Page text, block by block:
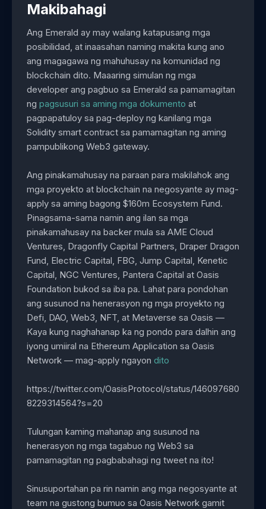
Makibahagi
Ang Emerald ay may walang katapusang mga
posibilidad, at inaasahan naming makita kung ano
ang magagawa ng mahuhusay na komunidad ng
blockchain dito. Maaaring simulan ng mga
developer ang pagbuo sa Emerald sa pamamagitan
ng pagsusuri sa aming mga dokumento at
pagpapatuloy sa pag-deploy ng kanilang mga
Solidity smart contract sa pamamagitan ng aming
pampublikong Web3 gateway.
Ang pinakamahusay na paraan para makilahok ang
mga proyekto at blockchain na negosyante ay mag-
apply sa aming bagong $160m Ecosystem Fund.
Pinagsama-sama namin ang ilan sa mga
pinakamahusay na backer mula sa AME Cloud
Ventures, Dragonfly Capital Partners, Draper Dragon
Fund, Electric Capital, FBG, Jump Capital, Kenetic
Capital, NGC Ventures, Pantera Capital at Oasis
Foundation bukod sa iba pa. Lahat para pondohan
ang susunod na henerasyon ng mga proyekto ng
Defi, DAO, Web3, NFT, at Metaverse sa Oasis —
Kaya kung naghahanap ka ng pondo para dalhin ang
iyong umiiral na Ethereum Application sa Oasis
Network — mag-apply ngayon dito
https://twitter.com/OasisProtocol/status/146097680
8229314564?s=20
Tulungan kaming mahanap ang susunod na
henerasyon ng mga tagabuo ng Web3 sa
pamamagitan ng pagbabahagi ng tweet na ito!
Sinusuportahan pa rin namin ang mga negosyante at
team na gustong bumuo sa Oasis Network gamit